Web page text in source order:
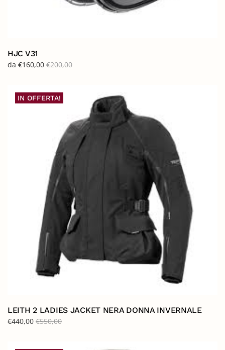
HJC V31
da €160,00 €200,00
IN OFFERTA!
LEITH 2 LADIES JACKET NERA DONNA INVERNALE
€440,00 €550,00